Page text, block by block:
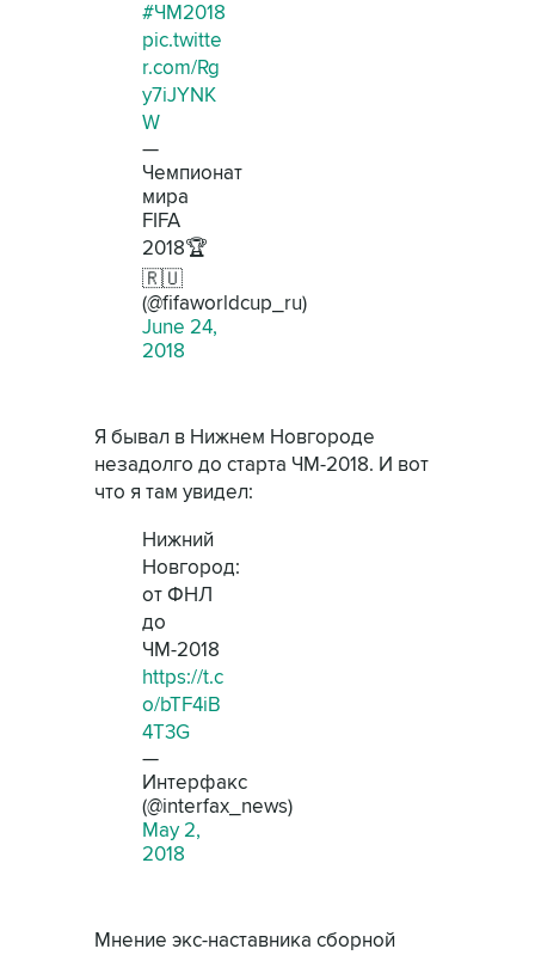
#ЧМ2018
pic.twitte
r.com/Rg
y7iJYNK
W
—
Чемпионат
мира
FIFA
2018🏆
🇷🇺
(@fifaworldcup_ru)
June 24,
2018
Я бывал в Нижнем Новгороде
незадолго до старта ЧМ-2018. И вот
что я там увидел:
Нижний
Новгород:
от ФНЛ
до
ЧМ-2018
https://t.c
o/bTF4iB
4T3G
—
Интерфакс
(@interfax_news)
May 2,
2018
Мнение экс-наставника сборной